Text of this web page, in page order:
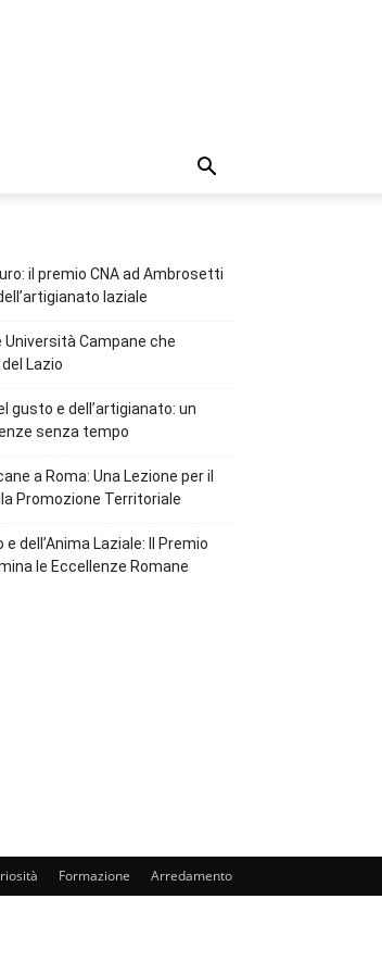
il premio CNA ad Ambrosetti
laziale
Università Campane che
Lazio
gusto e dell’artigianato: un
senza tempo
a Roma: Una Lezione per il
Promozione Territoriale
dell’Anima Laziale: Il Premio
le Eccellenze Romane
Formazione Arredamento